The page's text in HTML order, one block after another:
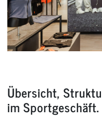
Übersicht,
im Sportgeschäft.